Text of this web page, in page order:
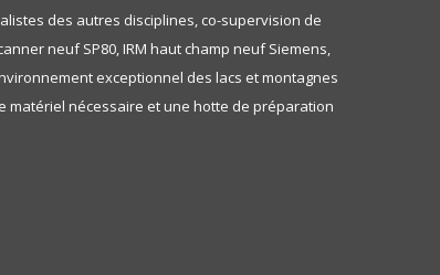
des autres disciplines, co-supervision de
neuf SP80, IRM haut champ neuf Siemens,
exceptionnel des lacs et montagnes
matériel nécessaire et une hotte de préparation